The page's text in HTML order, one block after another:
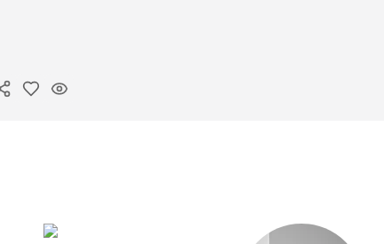
Copy ink